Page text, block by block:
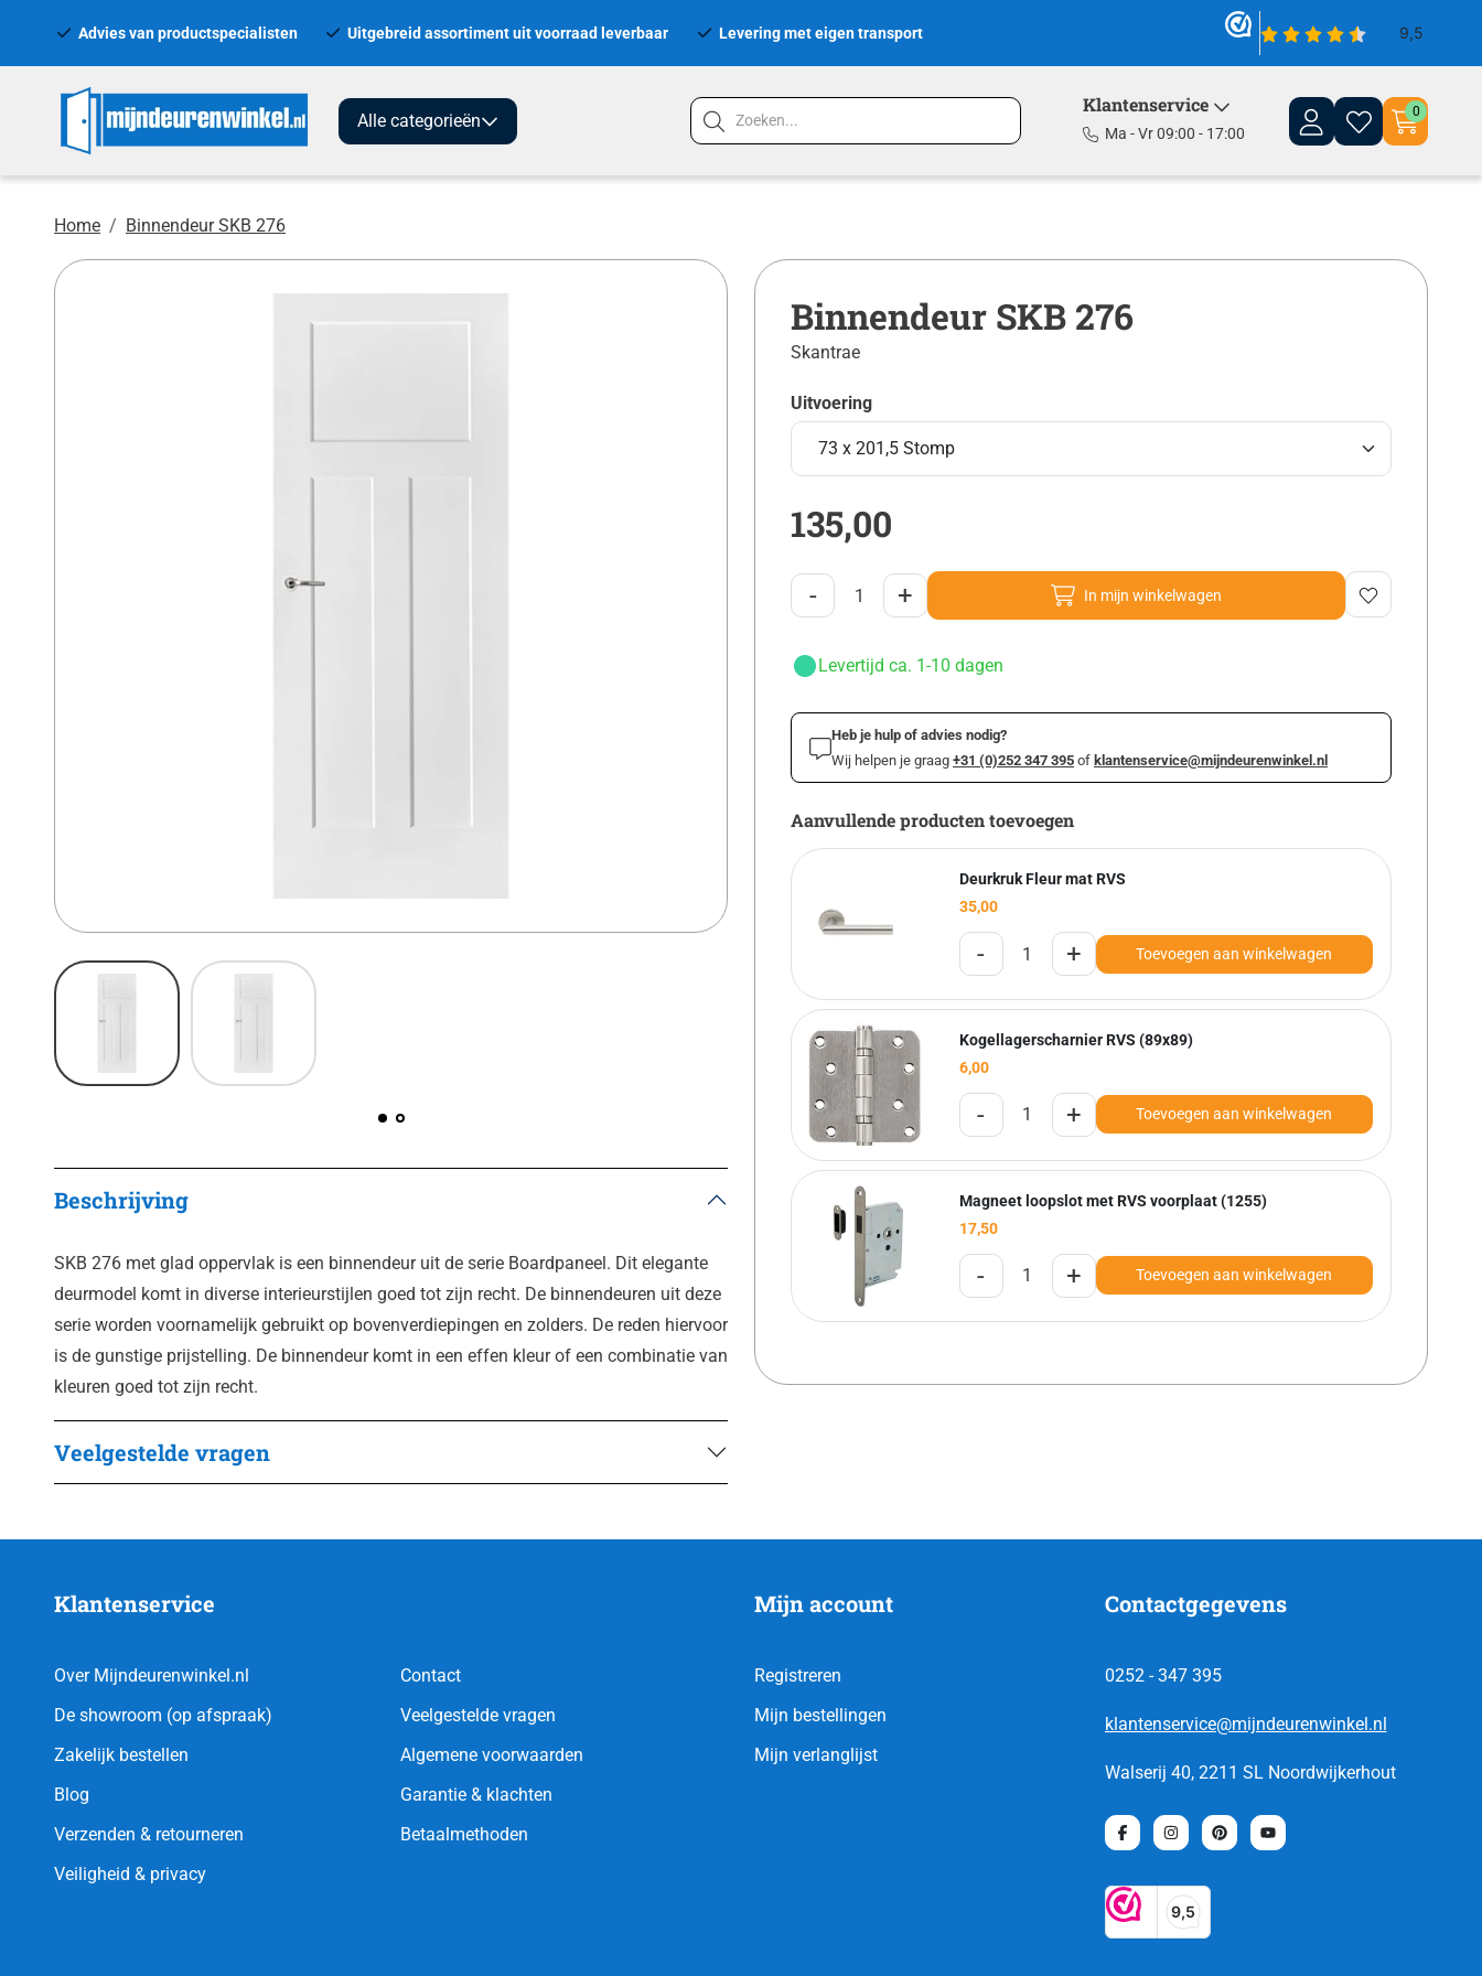
Advies van productspecialisten Uitgebreid assortiment uit voorraad leverbaar Levering met eigen transport
Alle categorieën
Klantenservice
Ma - Vr 09:00 - 17:00
0
Home Binnendeur SKB 276
Beschrijving
SKB 276 met glad oppervlak is een binnendeur uit de serie Boardpaneel. Dit elegante
deurmodel komt in diverse interieurstijlen goed tot zijn recht. De binnendeuren uit deze
serie worden voornamelijk gebruikt op bovenverdiepingen en zolders. De reden hiervoor
is de gunstige prijstelling. De binnendeur komt in een effen kleur of een combinatie van
kleuren goed tot zijn recht.
Veelgestelde vragen
Binnendeur SKB 276
Skantrae
Uitvoering
135,00
- + In mijn winkelwagen
Levertijd ca. 1-10 dagen
Heb je hulp of advies nodig?
Wij helpen je graag +31 (0)252 347 395 of klantenservice@mijndeurenwinkel.nl
Aanvullende producten toevoegen
Deurkruk Fleur mat RVS
35,00
- + Toevoegen aan winkelwagen
Kogellagerscharnier RVS (89x89)
6,00
- + Toevoegen aan winkelwagen
Magneet loopslot met RVS voorplaat (1255)
17,50
- + Toevoegen aan winkelwagen
Klantenservice
Over Mijndeurenwinkel.nl
De showroom (op afspraak)
Zakelijk bestellen
Blog
Verzenden & retourneren
Veiligheid & privacy
Contact
Veelgestelde vragen
Algemene voorwaarden
Garantie & klachten
Betaalmethoden
Mijn account
Registreren
Mijn bestellingen
Mijn verlanglijst
Contactgegevens
0252 - 347 395
klantenservice@mijndeurenwinkel.nl
Walserij 40, 2211 SL Noordwijkerhout